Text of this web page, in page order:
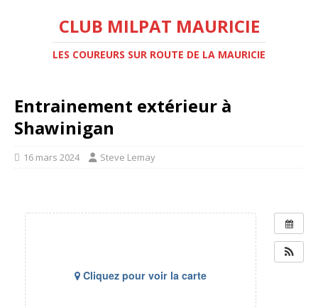
CLUB MILPAT MAURICIE
LES COUREURS SUR ROUTE DE LA MAURICIE
Entrainement extérieur à
Shawinigan
16 mars 2024 Steve Lemay
Cliquez pour voir la carte